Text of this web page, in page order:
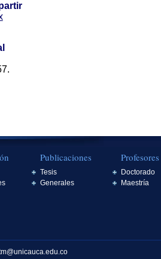
Publicaciones
Tesis
Generales
Profesores
Doctorado
Maestría